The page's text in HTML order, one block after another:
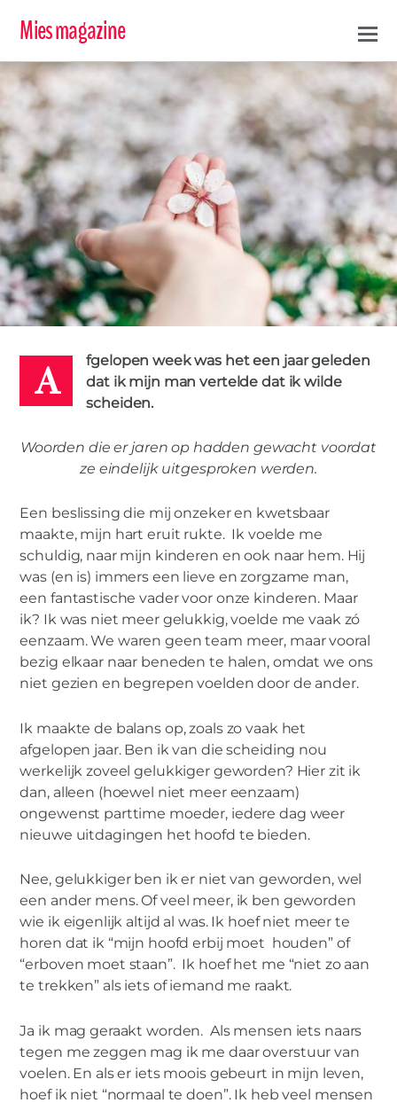
Mies magazine
MARIA
19 MAART 2018
BEGIN
NIEUWE IK
ONTWIKKELING
VROUW
Een jaar verder…
A
fgelopen week was het een jaar geleden
dat ik mijn man vertelde dat ik wilde
scheiden.
Woorden die er jaren op hadden gewacht voordat
ze eindelijk uitgesproken werden.
Een beslissing die mij onzeker en kwetsbaar
maakte, mijn hart eruit rukte. Ik voelde me
schuldig, naar mijn kinderen en ook naar hem. Hij
was (en is) immers een lieve en zorgzame man,
een fantastische vader voor onze kinderen. Maar
ik? Ik was niet meer gelukkig, voelde me vaak zó
eenzaam. We waren geen team meer, maar vooral
bezig elkaar naar beneden te halen, omdat we ons
niet gezien en begrepen voelden door de ander.
Ik maakte de balans op, zoals zo vaak het
afgelopen jaar. Ben ik van die scheiding nou
werkelijk zoveel gelukkiger geworden? Hier zit ik
dan, alleen (hoewel niet meer eenzaam)
ongewenst parttime moeder, iedere dag weer
nieuwe uitdagingen het hoofd te bieden.
Nee, gelukkiger ben ik er niet van geworden, wel
een ander mens. Of veel meer, ik ben geworden
wie ik eigenlijk altijd al was. Ik hoef niet meer te
horen dat ik “mijn hoofd erbij moet houden” of
“erboven moet staan”. Ik hoef het me “niet zo aan
te trekken” als iets of iemand me raakt.
Ja ik mag geraakt worden. Als mensen iets naars
tegen me zeggen mag ik me daar overstuur van
voelen. En als er iets moois gebeurt in mijn leven,
hoef ik niet “normaal te doen”. Ik heb veel mensen